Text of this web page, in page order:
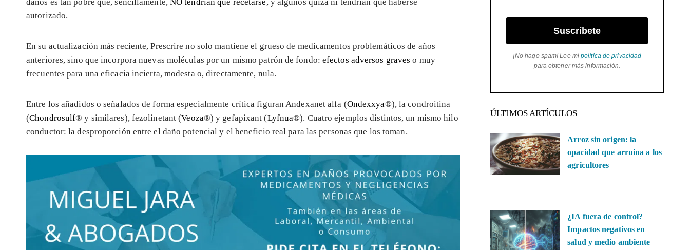
autorizado.
En su actualización más reciente, Prescrire no solo mantiene el grueso de medicamentos problemáticos de años
anteriores, sino que incorpora nuevas moléculas por un mismo patrón de fondo: efectos adversos graves o muy
frecuentes para una eficacia incierta, modesta o, directamente, nula.
Entre los añadidos o señalados de forma especialmente crítica figuran Andexanet alfa (Ondexxya®), la condroitina
(Chondrosulf® y similares), fezolinetant (Veoza®) y gefapixant (Lyfnua®). Cuatro ejemplos distintos, un mismo hilo
conductor: la desproporción entre el daño potencial y el beneficio real para las personas que los toman.
Suscríbete
¡No hago spam! Lee mipolítica de privacidad
para obtener más información.
ÚLTIMOS ARTÍCULOS
Arroz sin origen: la
opacidad que arruina a los
agricultores
¿IA fuera de control?
Impactos negativos en
salud y medio ambiente